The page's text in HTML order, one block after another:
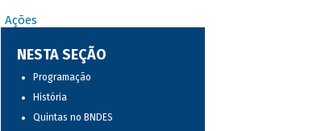
Ações
NESTA SEÇÃO
Programação
História
Quintas no BNDES